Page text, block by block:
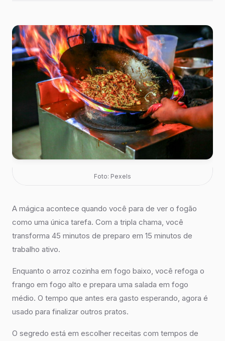
Foto: Pexels
A mágica acontece quando você para de ver o fogão
como uma única tarefa. Com a tripla chama, você
transforma 45 minutos de preparo em 15 minutos de
trabalho ativo.
Enquanto o arroz cozinha em fogo baixo, você refoga o
frango em fogo alto e prepara uma salada em fogo
médio. O tempo que antes era gasto esperando, agora é
usado para finalizar outros pratos.
O segredo está em escolher receitas com tempos de